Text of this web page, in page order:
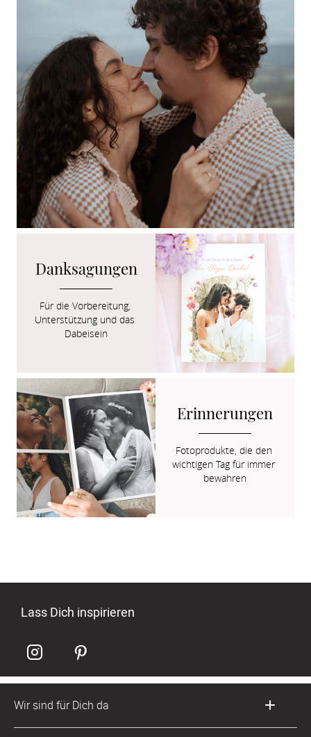
Danksagungen
Für die Vorbereitung,
Unterstützung und das
Dabeisein
Erinnerungen
Fotoprodukte, die den
wichtigen Tag für immer
bewahren
Lass Dich inspirieren
Wir sind für Dich da